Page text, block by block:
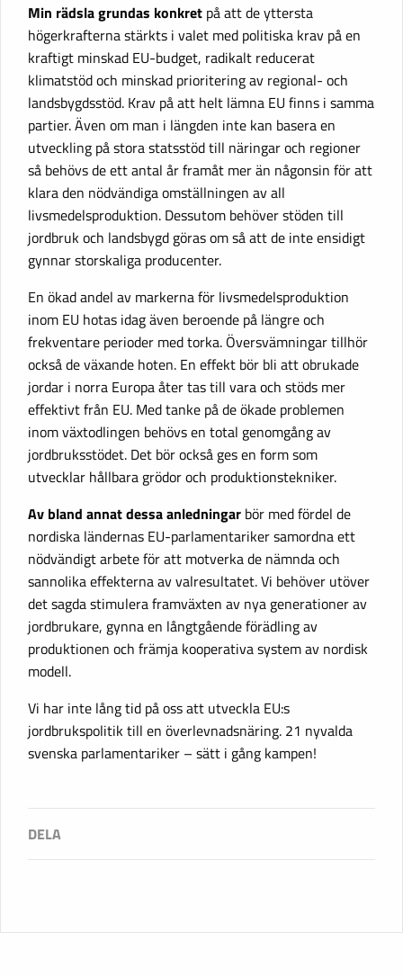
Min rädsla grundas konkret på att de yttersta
högerkrafterna stärkts i valet med politiska krav på en
kraftigt minskad EU-budget, radikalt reducerat
klimatstöd och minskad prioritering av regional- och
landsbygdsstöd. Krav på att helt lämna EU finns i samma
partier. Även om man i längden inte kan basera en
utveckling på stora statsstöd till näringar och regioner
så behövs de ett antal år framåt mer än någonsin för att
klara den nödvändiga omställningen av all
livsmedelsproduktion. Dessutom behöver stöden till
jordbruk och landsbygd göras om så att de inte ensidigt
gynnar storskaliga producenter.
En ökad andel av markerna för livsmedelsproduktion
inom EU hotas idag även beroende på längre och
frekventare perioder med torka. Översvämningar tillhör
också de växande hoten. En effekt bör bli att obrukade
jordar i norra Europa åter tas till vara och stöds mer
effektivt från EU. Med tanke på de ökade problemen
inom växtodlingen behövs en total genomgång av
jordbruksstödet. Det bör också ges en form som
utvecklar hållbara grödor och produktionstekniker.
Av bland annat dessa anledningar bör med fördel de
nordiska ländernas EU-parlamentariker samordna ett
nödvändigt arbete för att motverka de nämnda och
sannolika effekterna av valresultatet. Vi behöver utöver
det sagda stimulera framväxten av nya generationer av
jordbrukare, gynna en långtgående förädling av
produktionen och främja kooperativa system av nordisk
modell.
Vi har inte lång tid på oss att utveckla EU:s
jordbrukspolitik till en överlevnadsnäring. 21 nyvalda
svenska parlamentariker – sätt i gång kampen!